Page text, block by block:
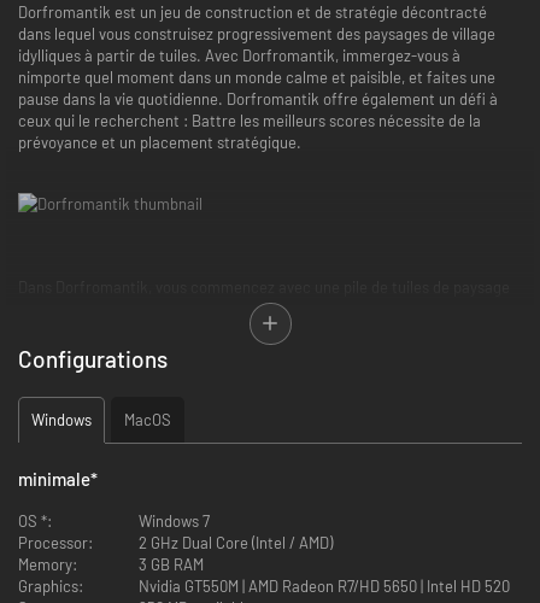
Dorfromantik est un jeu de construction et de stratégie décontracté
dans lequel vous construisez progressivement des paysages de village
idylliques à partir de tuiles. Avec Dorfromantik, immergez-vous à
nimporte quel moment dans un monde calme et paisible, et faites une
pause dans la vie quotidienne. Dorfromantik offre également un défi à
ceux qui le recherchent : Battre les meilleurs scores nécessite de la
prévoyance et un placement stratégique.
générées de façon aléatoire. Les unes après les autres, vous piochez les
tuiles en commençant par le haut de la pile, et les placez sur l'un des
emplacements possibles avec l'orientation souhaitée. Cela permet de
créer des groupes et des combinaisons de paysages, tels que des forêts,
des villages ou des plans d'eau, et vous êtes récompensé par des points
en fonction de l'ajustement de la tuile.
Configurations
Windows MacOS
minimale*
OS *:
Windows 7
Processor:
2 GHz Dual Core (Intel / AMD)
Memory:
3 GB RAM
Graphics:
Nvidia GT550M | AMD Radeon R7/HD 5650 | Intel HD 520